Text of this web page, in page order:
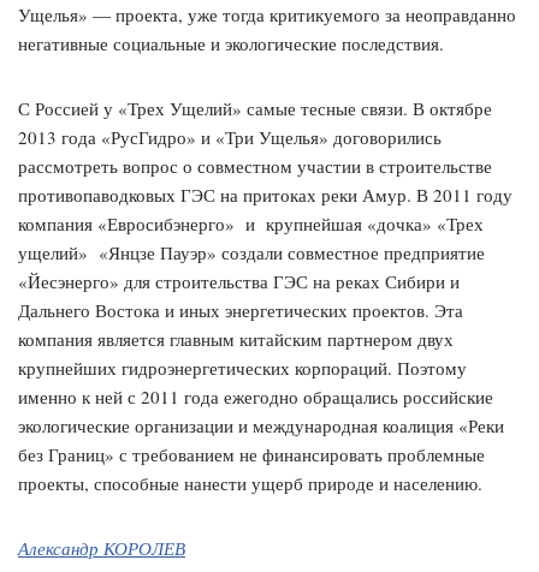
Ущелья» — проекта, уже тогда критикуемого за неоправданно
негативные социальные и экологические последствия.
С Россией у «Трех Ущелий» самые тесные связи. В октябре
2013 года «РусГидро» и «Три Ущелья» договорились
рассмотреть вопрос о совместном участии в строительстве
противопаводковых ГЭС на притоках реки Амур. В 2011 году
компания «Евросибэнерго» и крупнейшая «дочка» «Трех
ущелий» «Янцзе Пауэр» создали совместное предприятие
«Йесэнерго» для строительства ГЭС на реках Сибири и
Дальнего Востока и иных энергетических проектов. Эта
компания является главным китайским партнером двух
крупнейших гидроэнергетических корпораций. Поэтому
именно к ней с 2011 года ежегодно обращались российские
экологические организации и международная коалиция «Реки
без Границ» с требованием не финансировать проблемные
проекты, способные нанести ущерб природе и населению.
Александр КОРОЛЕВ